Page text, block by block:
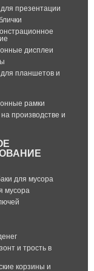
презентации
дисплеи
планшетов и
рамки
производстве и
для мусора
мусора
и трость в
корзины и